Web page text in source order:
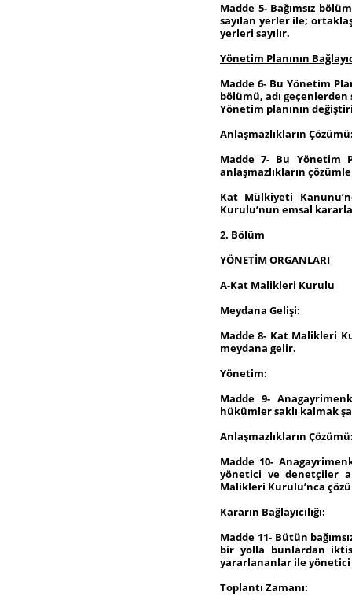
Madde 5- Bağımsız
sayılan yerler ile;
yerleri sayılır.
Yönetim Planının
Madde 6- Bu Yönetim
bölümü, adı
Yönetim planının
Anlaşmazlıkların
Madde 7- Bu Yönetim
anlaşmazlıkların
Kat Mülkiyeti
Kurulu’nun emsal
2. Bölüm
YÖNETİM ORGANLARI
A-Kat Malikleri Kurulu
Meydana Gelişi:
Madde 8- Kat Malikleri
meydana gelir.
Yönetim:
Madde 9-
hükümler saklı kalmak
Anlaşmazlıkların
Madde 10-
yönetici ve denetçiler
Malikleri Kurulu’nca
Kararın Bağlayıcılığı:
Madde 11- Bütün
bir yolla bunlardan
yararlananlar ile
Toplantı Zamanı: